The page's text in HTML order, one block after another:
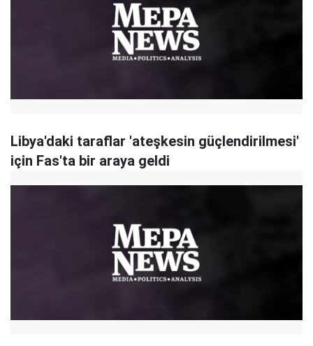
Libya'daki taraflar 'ateşkesin güçlendirilmesi'
için Fas'ta bir araya geldi